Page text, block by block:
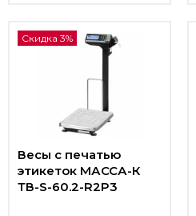
Скидка 3%
Весы с печатью
этикеток МАССА-К
ТВ-S-60.2-R2P3